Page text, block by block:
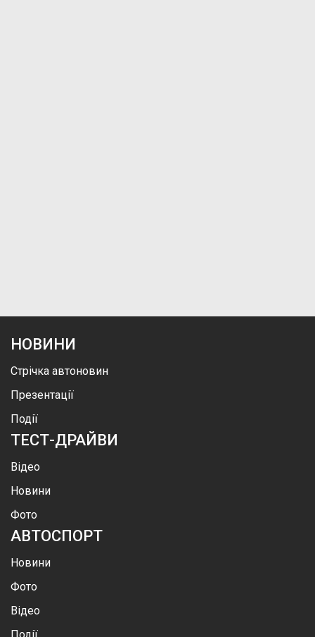
НОВИНИ
Стрічка автоновин
Презентації
Події
ТЕСТ-ДРАЙВИ
Відео
Новини
Фото
АВТОСПОРТ
Новини
Фото
Відео
Події